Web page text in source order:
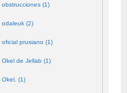
obstrucciones (1)
odaleuk (2)
oficial prusiano (1)
Okel de Jellab (1)
Okel. (1)